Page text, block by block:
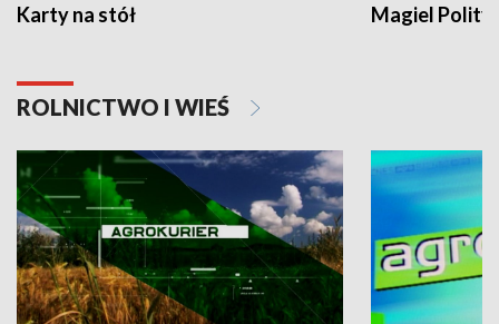
Karty na stół Magiel
ROLNICTWO I WIEŚ